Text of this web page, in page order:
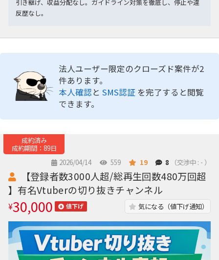
引き継げ、収益分配なし。ガイドライン対策を徹底し、停止や違
反歴なし。
法人ユーザー限定のクローズド案件が2
件あります。
本人確認と SMS認証 を完了すると閲覧
できます。
成約済み
成約期間：89日
2026/04/14
559 19 8 （交渉中 : - ）
【登録者数3000人超/総再生回数480万回超
】有名Vtuberの切り抜きチャンネル
¥30,000 値下げ 気になる（値下げ通知）